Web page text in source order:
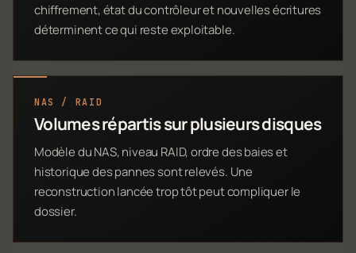
chiffrement, état du contrôleur et nouvelles écritures
déterminent ce qui reste exploitable.
NAS / RAID
Volumes répartis sur plusieurs disques
Modèle du NAS, niveau RAID, ordre des baies et
historique des pannes sont relevés. Une
reconstruction lancée trop tôt peut compliquer le
dossier.